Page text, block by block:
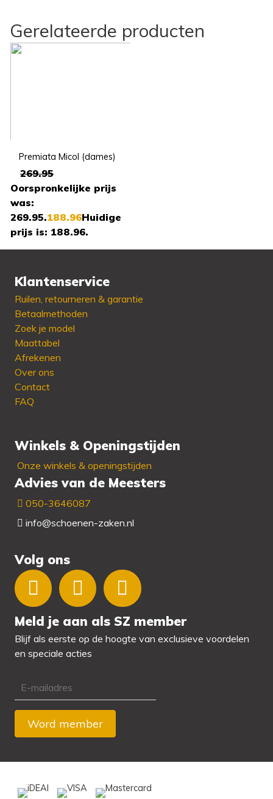
Gerelateerde producten
Premiata Micol (dames)
269.95
Oorspronkelijke prijs
was:
269.95.188.96Huidige
prijs is: 188.96.
Beschikbaar in: 36 - 37
- 39 - 41
Klantenservice
Ruilen, retourneren & garantie
Betaalmethoden
Zoek je model
Maattabel
Afrekenen
Over ons
Contact
FAQ
Winkels & Openingstijden
Onze winkels & openingstijden
Advies van de Meesters
050-3646087
info@schoenen-zaken.nl
Volg ons
Meld je aan als SZ member
Blijf als eerste op de hoogte van exclusieve voordelen
en speciale acties